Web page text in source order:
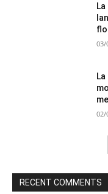
03/
02/
RECENT COMMENTS